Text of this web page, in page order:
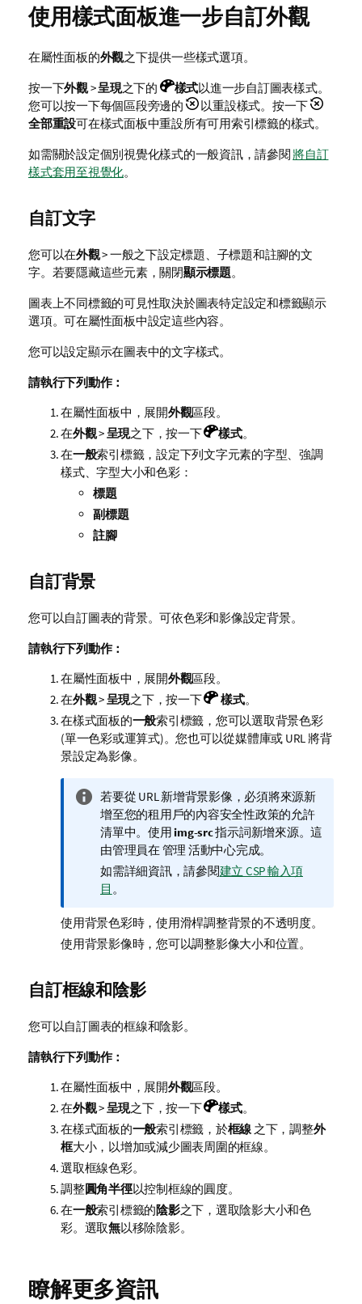
使用樣式面板進一步自訂外觀
在屬性面板的外觀之下提供一些樣式選項。
按一下外觀>呈現之下的 樣式以進一步自訂圖表樣式。
您可以按一下每個區段旁邊的
以重設樣式。按一下
全部重設可在樣式面板中重設所有可用索引標籤的樣式。
如需關於設定個別視覺化樣式的一般資訊，請參閱將自訂
樣式套用至視覺化。
自訂文字
您可以在外觀> 一般之下設定標題、子標題和註腳的文
字。若要隱藏這些元素，關閉顯示標題。
圖表上不同標籤的可見性取決於圖表特定設定和標籤顯示
選項。可在屬性面板中設定這些內容。
您可以設定顯示在圖表中的文字樣式。
請執行下列動作：
在屬性面板中，展開外觀區段。
在外觀>呈現之下，按一下 樣式。
在一般索引標籤，設定下列文字元素的字型、強調
樣式、字型大小和色彩：
標題
副標題
註腳
自訂背景
您可以自訂圖表的背景。可依色彩和影像設定背景。
請執行下列動作：
在屬性面板中，展開外觀區段。
在外觀>呈現之下，按一下 樣式。
在樣式面板的一般索引標籤，您可以選取背景色彩
(單一色彩或運算式)。您也可以從媒體庫或 URL 將背
景設定為影像。
資
訊
備
註
若要從 URL 新增背景影像，必須將來源新
增至您的租用戶的內容安全性政策的允許
清單中。使用img-src指示詞新增來源。這
由管理員在 管理 活動中心完成。
如需詳細資訊，請參閱建立 CSP 輸入項
目 。
使用背景色彩時，使用滑桿調整背景的不透明度。
使用背景影像時，您可以調整影像大小和位置。
自訂框線和陰影
您可以自訂圖表的框線和陰影。
請執行下列動作：
在屬性面板中，展開外觀區段。
在外觀>呈現之下，按一下 樣式。
在樣式面板的一般索引標籤，於框線 之下，調整外
框大小，以增加或減少圖表周圍的框線。
選取框線色彩。
調整圓角半徑以控制框線的圓度。
在一般索引標籤的陰影之下，選取陰影大小和色
彩。選取無以移除陰影。
瞭解更多資訊